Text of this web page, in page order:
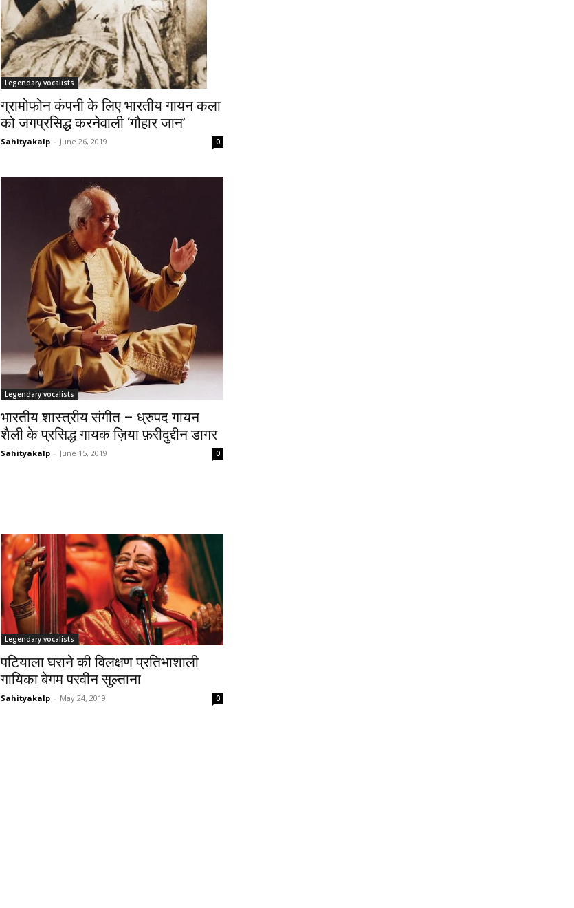
Legendary vocalists
ग्रामोफोन कंपनी के लिए भारतीय गायन कला
को जगप्रसिद्ध करनेवाली ‘गौहार जान’
Sahityakalp - June 26, 2019 0
Legendary vocalists
भारतीय शास्त्रीय संगीत – ध्रुपद गायन
शैली के प्रसिद्ध गायक ज़िया फ़रीदुद्दीन डागर
Sahityakalp - June 15, 2019 0
Legendary vocalists
पटियाला घराने की विलक्षण प्रतिभाशाली
गायिका बेगम परवीन सुल्ताना
Sahityakalp - May 24, 2019 0